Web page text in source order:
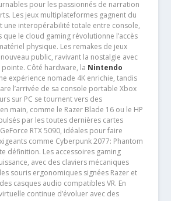
pour les passionnés de narration
Les jeux multiplateformes gagnent du
une interopérabilité totale entre console,
que le cloud gaming révolutionne l’accès
physique. Les remakes de jeux
public, ravivant la nostalgie avec
Côté hardware, la Nintendo
expérience nomade 4K enrichie, tandis
l’arrivée de sa console portable Xbox
sur PC se tournent vers des
main, comme le Razer Blade 16 ou le HP
par les toutes dernières cartes
RTX 5090, idéales pour faire
comme Cyberpunk 2077: Phantom
définition. Les accessoires gaming
avec des claviers mécaniques
souris ergonomiques signées Razer et
casques audio compatibles VR. En
continue d’évoluer avec des